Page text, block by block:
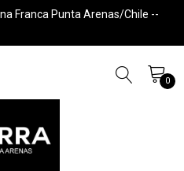
Franca Punta Arenas/Chile --
0